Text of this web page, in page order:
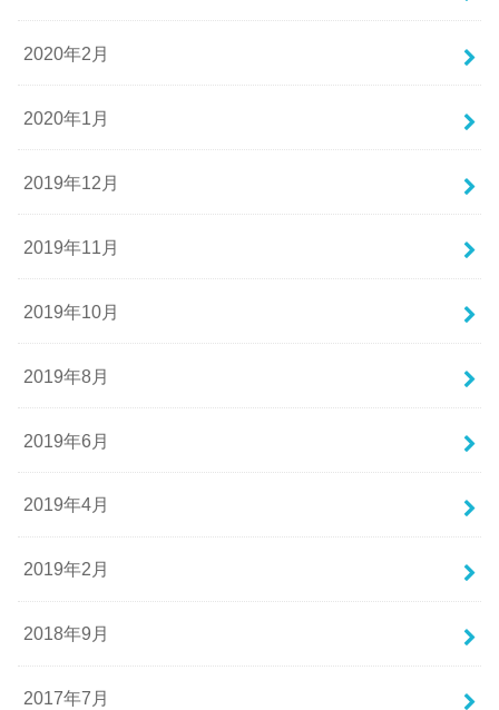
2020年2月
2020年1月
2019年12月
2019年11月
2019年10月
2019年8月
2019年6月
2019年4月
2019年2月
2018年9月
2017年7月